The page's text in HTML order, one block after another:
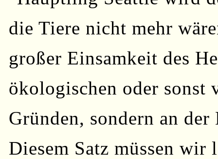
die Tiere nicht mehr
großer Einsamkeit des
ökologischen oder sonst
Gründen, sondern an
Diesem Satz müssen wir